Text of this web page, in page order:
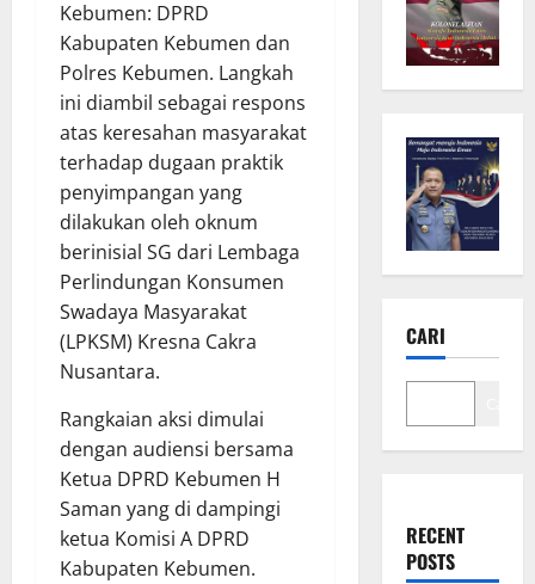
Kebumen: DPRD
Kabupaten Kebumen dan
Polres Kebumen. Langkah
ini diambil sebagai respons
atas keresahan masyarakat
terhadap dugaan praktik
penyimpangan yang
dilakukan oleh oknum
berinisial SG dari Lembaga
Perlindungan Konsumen
Swadaya Masyarakat
(LPKSM) Kresna Cakra
Nusantara.
Rangkaian aksi dimulai
dengan audiensi bersama
Ketua DPRD Kebumen H
Saman yang di dampingi
ketua Komisi A DPRD
Kabupaten Kebumen.
CARI
RECENT
POSTS